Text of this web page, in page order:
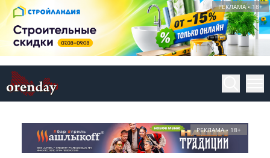
РЕКЛАМА • 18+
РЕКЛАМА • 18+